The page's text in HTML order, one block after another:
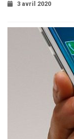
3 avril 2020